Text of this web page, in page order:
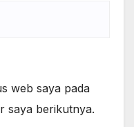
web saya pada
saya berikutnya.